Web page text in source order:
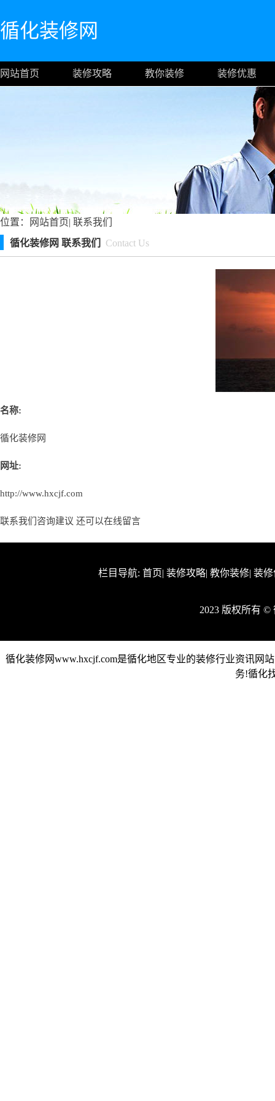
循化装修网
网站首页 装修攻略 教你装修 装修优惠
位置： 网站首页| 联系我们
循化装修网 联系我们
Contact Us
名称:
循化装修网
网址:
http://www.hxcjf.com
联系我们咨询建议 还可以在线留言
栏目导航: 首页| 装修攻略| 教你装修| 装
2023 版权所有
循化装修网www.hxcjf.com是循化地区专业的装修行业资讯网
务!循化